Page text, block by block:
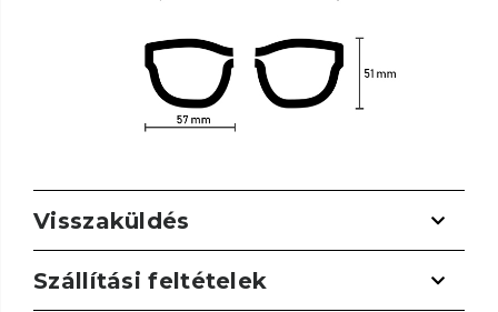
Visszaküldés
Szállítási feltételek